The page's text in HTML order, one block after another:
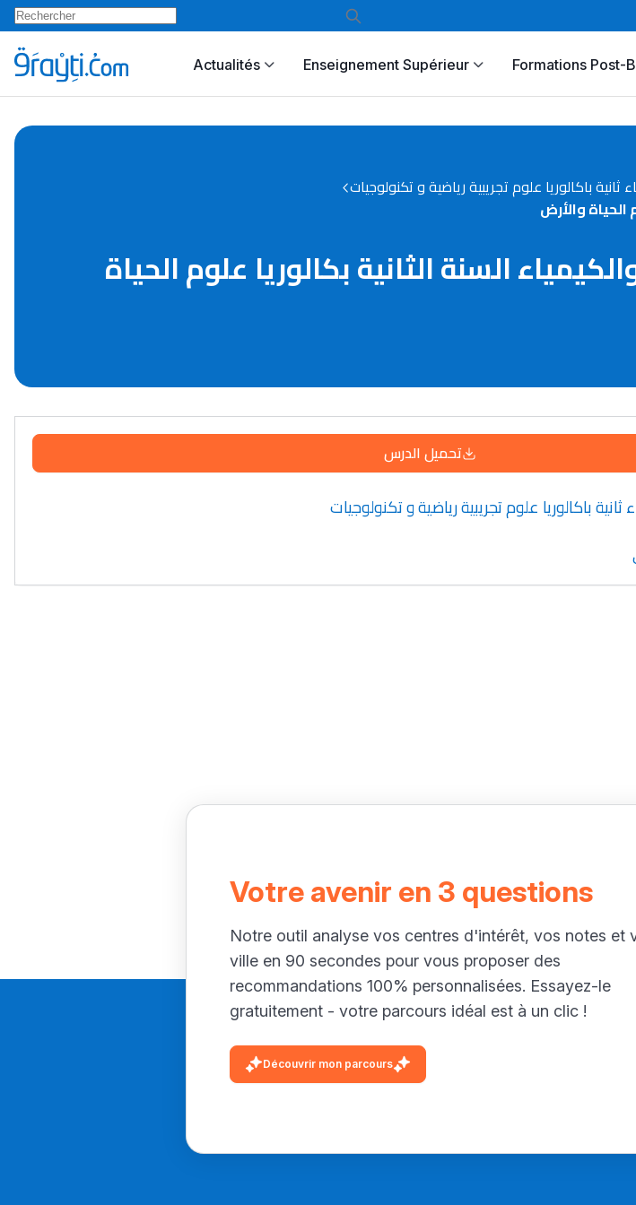
Actualités Enseignement Supérieur Formations Post-
ثانية باكالوريا علوم تجريبية رياضية و تكنولوجيات
والكيمياء السنة الثانية بكالوريا علوم الحياة
تحميل الدرس
ثانية باكالوريا علوم تجريبية رياضية و تكنولوجيات
Votre avenir en 3 questions
Notre outil analyse vos centres d'intérêt, vos notes et
ville en 90 secondes pour vous proposer des
recommandations 100% personnalisées. Essayez-le
gratuitement - votre parcours idéal est à un clic !
Découvrir mon parcours